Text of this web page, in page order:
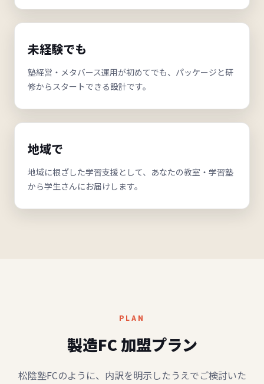
未経験でも
塾経営・メタバース運用が初めてでも、パッケージと研
修からスタートできる設計です。
地域で
地域に根ざした学習支援として、あなたの教室・学習塾
から学生さんにお届けします。
PLAN
製造FC 加盟プラン
松陰塾FCのように、内訳を明示したうえでご検討いた